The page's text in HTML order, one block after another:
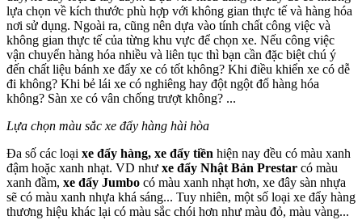
lựa chọn về kích thước phù hợp với không gian thực tế và hàng hóa
nơi sử dụng. Ngoài ra, cũng nên dựa vào tính chất công việc và
không gian thực tế của từng khu vực để chọn xe. Nếu công việc
vận chuyển hàng hóa nhiều và liên tục thì bạn cần đặc biệt chú ý
đến chất liệu bánh xe đẩy xe có tốt không? Khi điều khiển xe có dễ
đi không? Khi bẻ lái xe có nghiêng hay đột ngột đổ hàng hóa
không? Sàn xe có vân chống trượt không? ...
Lựa chọn màu sắc xe đẩy hàng hài hòa
Đa số các loại xe đẩy hàng, xe đẩy tiền hiện nay đều có màu xanh
đậm hoặc xanh nhạt. VD như xe đẩy Nhật Bản Prestar có màu
xanh đầm, xe đẩy Jumbo có màu xanh nhạt hơn, xe đây sàn nhựa
sẽ có màu xanh nhựa khá sáng... Tuy nhiên, một số loại xe đẩy hàng
thương hiệu khác lại có màu sắc chói hơn như màu đỏ, màu vàng...